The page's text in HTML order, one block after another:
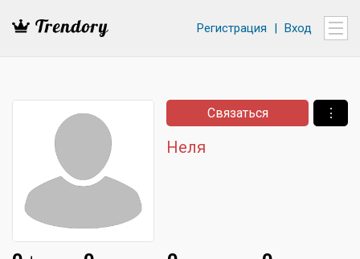
Регистрация | Вход
Неля
Связаться ⋮